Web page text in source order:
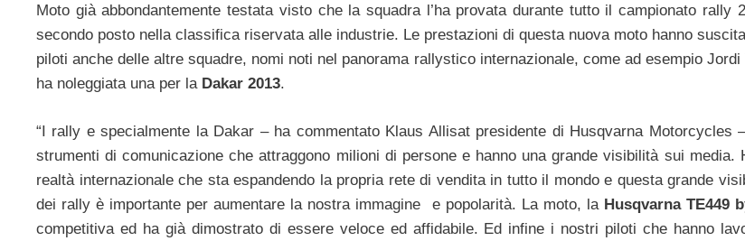
Moto già abbondantemente testata visto che la squadra l’ha provata durante tutto il campionato rally
secondo posto nella classifica riservata alle industrie. Le prestazioni di questa nuova moto hanno
piloti anche delle altre squadre, nomi noti nel panorama rallystico internazionale, come ad esempio
ha noleggiata una per la Dakar 2013.
“I rally e specialmente la Dakar – ha commentato Klaus Allisat presidente di Husqvarna Motorcycles
strumenti di comunicazione che attraggono milioni di persone e hanno una grande visibilità sui media.
realtà internazionale che sta espandendo la propria rete di vendita in tutto il mondo e questa grande
dei rally è importante per aumentare la nostra immagine e popolarità. La moto, laHusqvarna TE449
competitiva ed ha già dimostrato di essere veloce ed affidabile. Ed infine i nostri piloti che hanno